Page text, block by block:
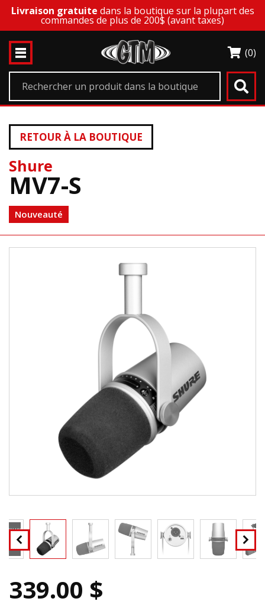
Livraison gratuite dans la boutique sur la plupart des
commandes de plus de 200$ (avant taxes)
(0)
Shure
MV7-S
Nouveauté
RETOUR À LA BOUTIQUE
339.00 $